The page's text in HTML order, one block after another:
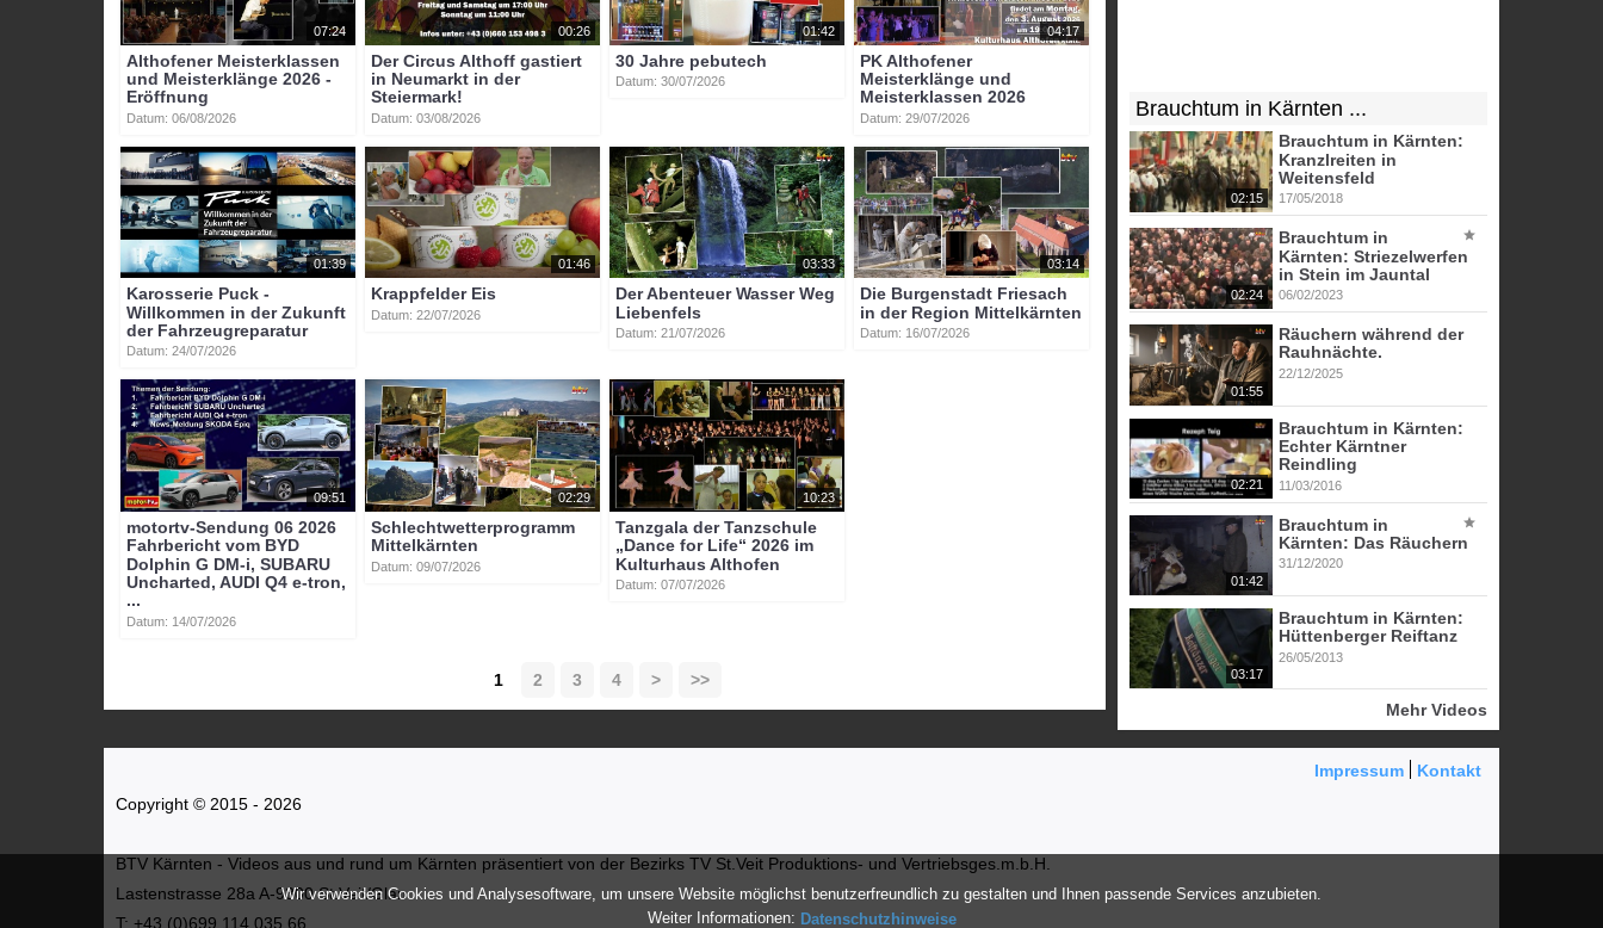
Wir verwenden Cookies und Analysesoftware, um unsere Website möglichst benutzerfreundlich zu gestalten und Ihnen passende Services anzubieten.
Weiter Informationen: Datenschutzhinweise
07:24
Althofener Meisterklassen
und Meisterklänge 2026 -
Eröffnung
Datum: 06/08/2026
00:26
Der Circus Althoff gastiert
in Neumarkt in der
Steiermark!
Datum: 03/08/2026
01:42
30 Jahre pebutech
Datum: 30/07/2026
04:17
PK Althofener
Meisterklänge und
Meisterklassen 2026
Datum: 29/07/2026
01:39
Karosserie Puck -
Willkommen in der Zukunft
der Fahrzeugreparatur
Datum: 24/07/2026
01:46
Krappfelder Eis
Datum: 22/07/2026
03:33
Der Abenteuer Wasser Weg
Liebenfels
Datum: 21/07/2026
03:14
Die Burgenstadt Friesach
in der Region Mittelkärnten
Datum: 16/07/2026
09:51
motortv-Sendung 06 2026
Fahrbericht vom BYD
Dolphin G DM-i, SUBARU
Uncharted, AUDI Q4 e-tron,
...
Datum: 14/07/2026
02:29
Schlechtwetterprogramm
Mittelkärnten
Datum: 09/07/2026
10:23
Tanzgala der Tanzschule
„Dance for Life“ 2026 im
Kulturhaus Althofen
Datum: 07/07/2026
1 2 3 4 > >>
Brauchtum in Kärnten ...
02:15
Brauchtum in Kärnten:
Kranzlreiten in
Weitensfeld
17/05/2018
02:24
Brauchtum in
Kärnten: Striezelwerfen
in Stein im Jauntal
06/02/2023
01:55
Räuchern während der
Rauhnächte.
22/12/2025
02:21
Brauchtum in Kärnten:
Echter Kärntner
Reindling
11/03/2016
01:42
Brauchtum in
Kärnten: Das Räuchern
31/12/2020
03:17
Brauchtum in Kärnten:
Hüttenberger Reiftanz
26/05/2013
Mehr Videos
Impressum
Kontakt
Copyright © 2015 - 2026
BTV Kärnten - Videos aus und rund um Kärnten präsentiert von der Bezirks TV St.Veit Produktions- und Vertriebsges.m.b.H.
Lastenstrasse 28a A-9300 St.Veit/Glan
T: +43 (0)699 114 035 66